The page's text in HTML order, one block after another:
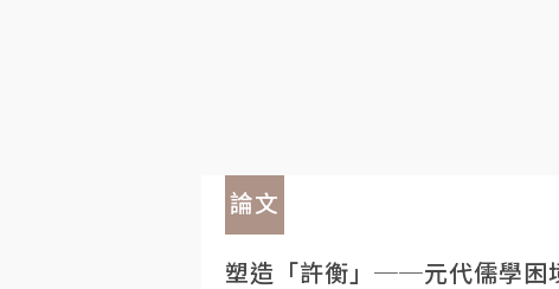
論文
塑造「許衡」──元代儒學困